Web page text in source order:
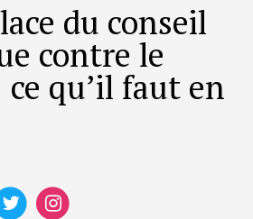
du conseil
contre le
qu’il faut en